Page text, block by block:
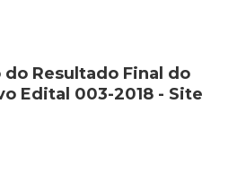
do Resultado Final do
Edital 003-2018 - Site